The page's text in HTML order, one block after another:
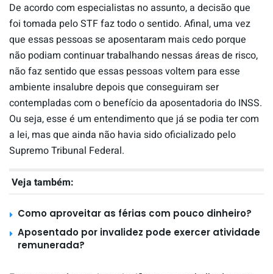
De acordo com especialistas no assunto, a decisão que
foi tomada pelo STF faz todo o sentido. Afinal, uma vez
que essas pessoas se aposentaram mais cedo porque
não podiam continuar trabalhando nessas áreas de risco,
não faz sentido que essas pessoas voltem para esse
ambiente insalubre depois que conseguiram ser
contempladas com o benefício da aposentadoria do INSS.
Ou seja, esse é um entendimento que já se podia ter com
a lei, mas que ainda não havia sido oficializado pelo
Supremo Tribunal Federal.
Veja também:
Como aproveitar as férias com pouco dinheiro?
Aposentado por invalidez pode exercer atividade
remunerada?